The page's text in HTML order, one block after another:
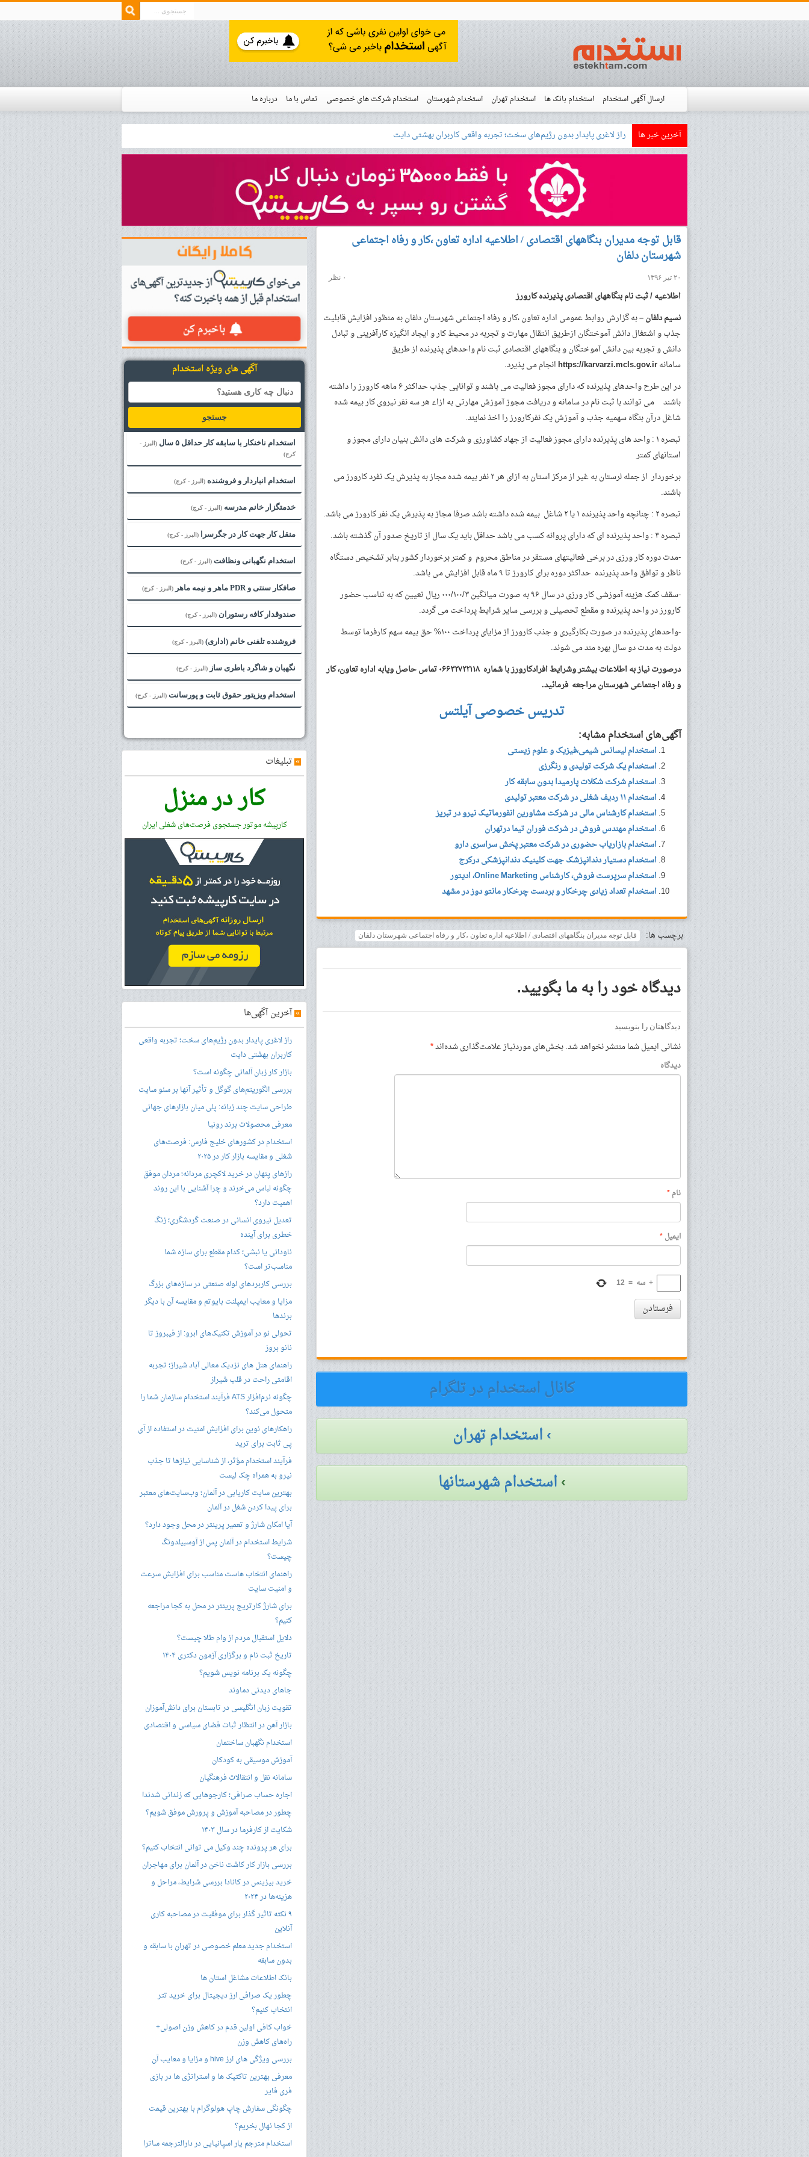
ارسال آگهی استخدام استخدام بانک ها استخدام تهران استخدام شهرستان استخدام شرکت های خصوصی تماس با ما
درباره ما
نوار زمان استخدام
استخدام شده ها
آموزش فروشگاه استخدام
آخرین خبر ها بازار کار زبان آلم
قابل توجه مدیران بنگاههای اقتصادی / اطلاعیه اداره تعاون ،کار و رفاه اجتماعی
شهرستان دلفان
۲۰ تیر ۱۳۹۶ ۰ نظر
اطلاعیه / ثبت نام بنگاههای اقتصادی پذیرنده کارورز
نسیم دلفان –به گزارش روابط عمومی اداره تعاون ،کار و رفاه اجتماعی شهرستان دلفان به منظور افزایش قابلیت
جذب و اشتغال دانش آموختگان ازطریق انتقال مهارت و تجربه در محیط کار و ایجاد انگیزه کارآفرینی و تبادل
دانش و تجربه بین دانش آموختگان و بنگاههای اقتصادی ثبت نام واحدهای پذیرنده از طریق
سامانهhttps://karvarzi.mcls.gov.ir انجام می پذیرد.
در این طرح واحدهای پذیرنده که دارای مجوز فعالیت می باشند و توانایی جذب حداکثر ۶ ماهه کارورز را داشته
باشند می توانند با ثبت نام در سامانه و دریافت مجوز آموزش مهارتی به ازاء هر سه نفر نیروی کار بیمه شده
شاغل درآن بنگاه سهمیه جذب و آموزش یک نفرکارورز را اخذ نمایند.
تبصره ۱ : واحد های پذیرنده دارای مجوز فعالیت از جهاد کشاورزی و شرکت های دانش بنیان دارای مجوز و
استانهای کمتر
برخوردار از جمله لرستان به غیر از مرکز استان به ازای هر ۲ نفر بیمه شده مجاز به پذیرش یک نفرد کارورز می
باشند.
تبصره ۲ : چنانچه واحد پذیرنده ۱ یا ۲ شاغل بیمه شده داشته باشد صرفا مجاز به پذیرش یک نفر کارورز می باشد.
تبصره ۳ : واحد پذیرنده ای که دارای پروانه کسب می باشد حداقل باید یک سال از تاریخ صدور آن گذشته باشد.
-مدت دوره کار ورزی در برخی فعالیتهای مستقر در مناطق محروم و کمتر برخوردار کشور بنابر تشخیص دستگاه
ناظر و توافق واحد پذیرنده حداکثر دوره برای کارورز تا ۹ ماه قابل افزایش می باشد.
-سقف کمک هزینه آموزشی کار ورزی در سال ۹۶ به صورت میانگین ۰۰۰/۱۰۰/۳ ریال تعیین که به تناسب حضور
کارورز در واحد پذیرنده و مقطع تحصیلی و بررسی سایر شرایط پرداخت می گردد.
-واحدهای پذیرنده در صورت بکارگیری و جذب کارورز از مزایای پرداخت ۱۰۰% حق بیمه سهم کارفرما توسط
دولت به مدت دو سال بهره مند می شوند.
درصورت نیاز به اطلاعات بیشتر وشرایط افرادکارورز با شماره ۰۶۶۳۲۷۲۲۱۱۸ تماس حاصل ویابه اداره تعاون، کار
و رفاه اجتماعی شهرستان مراجعه فرمائید.
تدریس خصوصی آیلتس
آگهی‌های استخدام مشابه:
استخدام لیسانس شیمی،فیزیک و علوم زیستی
استخدام یک شرکت تولیدی و رنگرزی
استخدام شرکت شکلات پارمیدا بدون سابقه کار
استخدام ۱۱ ردیف شغلی در شرکت معتبر تولیدی
استخدام کارشناس مالی در شرکت مشاورین انفورماتیک نیرو در تبریز
استخدام مهندس فروش در شرکت فوران تیما درتهران
استخدام بازاریاب حضوری در شرکت معتبر پخش سراسری دارو
استخدام دستیار دندانپزشک جهت کلینیک دندانپزشکی درکرج
استخدام سرپرست فروش، کارشناس Online Marketing، ادیتور
استخدام تعداد زیادی چرخکار و بردست چرخکار مانتو دوز در مشهد
برچسب ها: قابل توجه مدیران بنگاههای اقتصادی / اطلاعیه اداره تعاون ،کار و رفاه اجتماعی شهرستان دلفان
دیدگاه خود را به ما بگویید.
دیدگاهتان را بنویسید
نشانی ایمیل شما منتشر نخواهد شد.بخش‌های موردنیاز علامت‌گذاری شده‌اند*
دیدگاه
نام*
ایمیل*
+ سه =
12
فرستادن
کانال استخدام در تلگرام
› استخدام تهران
›استخدام شهرستانها
آگهی های ویژه استخدام
جستجو
استخدام ناخنکار با سابقه کار حداقل ۵ سال
(البرز -
کرج)
استخدام انباردار و فروشنده (البرز - کرج)
خدمتگزار خانم مدرسه (البرز - کرج)
منقل کار جهت کار در جگرسرا (البرز - کرج)
استخدام نگهبانی ونظافت (البرز - کرج)
صافکار سنتی و PDR ماهر و نیمه ماهر (البرز - کرج)
صندوقدار کافه رستوران (البرز - کرج)
فروشنده تلفنی خانم (اداری) (البرز - کرج)
نگهبان و شاگرد باطری ساز (البرز - کرج)
استخدام ویزیتور حقوق ثابت و پورسانت (البرز - کرج)
»تبلیغات
کار در منزل
کارپیشه موتور جستجوی فرصت‌های شغلی ایران
»آخرین آگهی‌ها
راز لاغری پایدار بدون رژیم‌های سخت؛ تجربه واقعی
کاربران بهشتی دایت
بازار کار زبان آلمانی چگونه است؟
بررسی الگوریتم‌های گوگل و تأثیر آنها بر سئو سایت
طراحی سایت چند زبانه: پلی میان بازارهای جهانی
معرفی محصولات برند رونیا
استخدام در کشورهای خلیج فارس: فرصت‌های
شغلی و مقایسه بازار کار در ۲۰۲۵
رازهای پنهان در خرید لاکچری مردانه؛ مردان موفق
چگونه لباس می‌خرند و چرا آشنایی با این روند
اهمیت دارد؟
تعدیل نیروی انسانی در صنعت گردشگری؛ زنگ
خطری برای آینده
ناودانی یا نبشی؛ کدام مقطع برای سازه شما
مناسب‌تر است؟
بررسی کاربردهای لوله صنعتی در سازه‌های بزرگ
مزایا و معایب ایمپلنت بایوتم و مقایسه آن با دیگر
برندها
تحولی نو در آموزش تکنیک‌های ابرو: از فیبروز تا
نانو بروز
راهنمای هتل های نزدیک معالی آباد شیراز؛ تجربه
اقامتی راحت در قلب شیراز
چگونه نرم‌افزار ATS فرآیند استخدام سازمان شما را
متحول می‌کند؟
راهکارهای نوین برای افزایش امنیت در استفاده از آی
پی ثابت برای ترید
فرآیند استخدام مؤثر، از شناسایی نیازها تا جذب
نیرو به همراه چک لیست
بهترین سایت کاریابی در آلمان؛ وب‌سایت‌های معتبر
برای پیدا کردن شغل در آلمان
آیا امکان شارژ و تعمیر پرینتر در محل وجود دارد؟
شرایط استخدام در آلمان پس از آوسبیلدونگ
چیست؟
راهنمای انتخاب هاست مناسب برای افزایش سرعت
و امنیت سایت
برای شارژ کارتریج پرینتر در محل به کجا مراجعه
کنیم؟
دلایل استقبال مردم از وام طلا چیست؟
تاریخ ثبت نام و برگزاری آزمون دکتری ۱۴۰۴
چگونه یک برنامه نویس شویم؟
جاهای دیدنی دماوند
تقویت زبان انگلیسی در تابستان برای دانش‌آموزان
بازار آهن در انتظار ثبات فضای سیاسی و اقتصادی
استخدام نگهبان ساختمان
آموزش موسیقی به کودکان
سامانه نقل و انتقالات فرهنگیان
اجاره حساب صرافی؛ کارجوهایی که زندانی شدند!
چطور در مصاحبه‌ آموزش و پرورش موفق شویم؟
شکایت از کارفرما در سال ۱۴۰۳
برای هر پرونده چند وکیل می توانی انتخاب کنیم؟
بررسی بازار کار کاشت ناخن در آلمان برای مهاجران
خرید بیزینس در کانادا بررسی شرایط، مراحل و
هزینه‌ها در ۲۰۲۴
۹ نکته تاثیر گذار برای موفقیت در مصاحبه کاری
آنلاین
استخدام جدید معلم خصوصی در تهران با سابقه و
بدون سابقه
بانک اطلاعات مشاغل استان ها
چطور یک صرافی ارز دیجیتال برای خرید تتر
انتخاب کنیم؟
خواب کافی اولین قدم در کاهش وزن اصولی+
راه‌های کاهش وزن
بررسی ویژگی های ارز hive و مزایا و معایب آن
معرفی بهترین تاکتیک ها و استراتژی ها در بازی
فری فایر
چگونگی سفارش چاپ هولوگرام با بهترین قیمت
از کجا نهال بخریم؟
استخدام مترجم یار اسپانیایی در دارالترجمه ساترا